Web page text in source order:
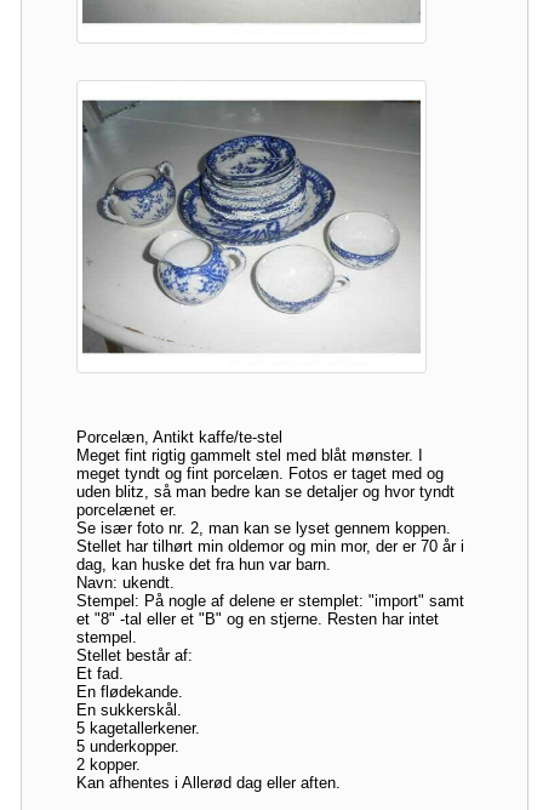
Porcelæn, Antikt kaffe/te-stel
Meget fint rigtig gammelt stel med blåt mønster. I
meget tyndt og fint porcelæn. Fotos er taget med og
uden blitz, så man bedre kan se detaljer og hvor tyndt
porcelænet er.
Se især foto nr. 2, man kan se lyset gennem koppen.
Stellet har tilhørt min oldemor og min mor, der er 70 år i
dag, kan huske det fra hun var barn.
Navn: ukendt.
Stempel: På nogle af delene er stemplet: "import" samt
et "8" -tal eller et "B" og en stjerne. Resten har intet
stempel.
Stellet består af:
Et fad.
En flødekande.
En sukkerskål.
5 kagetallerkener.
5 underkopper.
2 kopper.
Kan afhentes i Allerød dag eller aften.